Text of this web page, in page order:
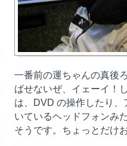
一番前の運ちゃんの真後
ばせないぜ、イェーイ！
は、DVD の操作したり
いているヘッドフォンみ
そうです。ちょっとだけ